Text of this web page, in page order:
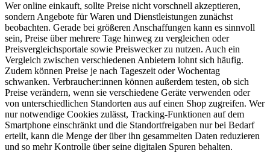
Wer online einkauft, sollte Preise nicht vorschnell akzeptieren,
sondern Angebote für Waren und Dienstleistungen zunächst
beobachten. Gerade bei größeren Anschaffungen kann es sinnvoll
sein, Preise über mehrere Tage hinweg zu vergleichen oder
Preisvergleichsportale sowie Preiswecker zu nutzen. Auch ein
Vergleich zwischen verschiedenen Anbietern lohnt sich häufig.
Zudem können Preise je nach Tageszeit oder Wochentag
schwanken. Verbraucher:innen können außerdem testen, ob sich
Preise verändern, wenn sie verschiedene Geräte verwenden oder
von unterschiedlichen Standorten aus auf einen Shop zugreifen. Wer
nur notwendige Cookies zulässt, Tracking-Funktionen auf dem
Smartphone einschränkt und die Standortfreigaben nur bei Bedarf
erteilt, kann die Menge der über ihn gesammelten Daten reduzieren
und so mehr Kontrolle über seine digitalen Spuren behalten.